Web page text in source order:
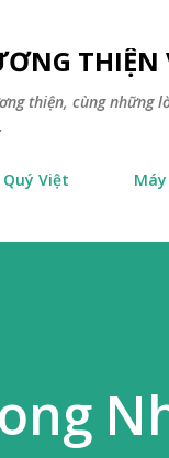
thiện, cùng những
Quý Việt